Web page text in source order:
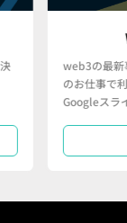
web3の最新
のお仕事で
Googleスラ